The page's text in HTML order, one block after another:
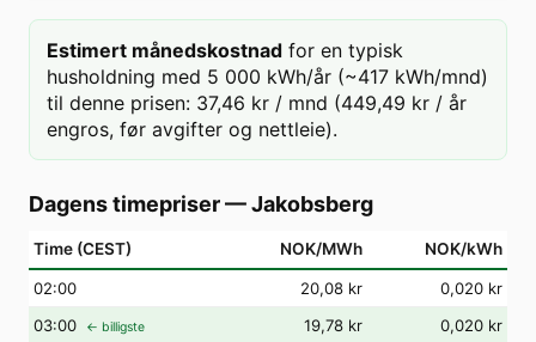
Estimert månedskostnad for en typisk
husholdning med 5 000 kWh/år (~417 kWh/mnd)
til denne prisen: 37,46 kr / mnd (449,49 kr / år
engros, før avgifter og nettleie).
Dagens timepriser—Jakobsberg
Time (CEST) NOK/MWh NOK/kWh
02:00 20,08 kr
0,020 kr
03:00 ← billigste 19,78 kr
0,020 kr